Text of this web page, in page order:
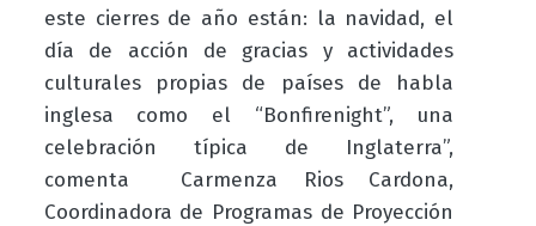
este cierres de año están: la navidad, el
día de acción de gracias y actividades
culturales propias de países de habla
inglesa como el “Bonfirenight”, una
celebración típica de Inglaterra”,
comenta Carmenza Rios Cardona,
Coordinadora de Programas de Proyección